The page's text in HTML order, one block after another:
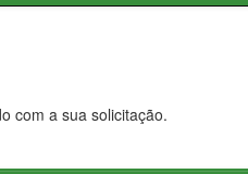
com a sua solicitação.